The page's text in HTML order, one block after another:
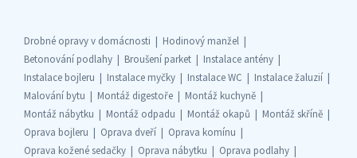
Drobné opravy v domácnosti
Hodinový manžel
Betonování podlahy
Broušení parket
Instalace antény
Instalace bojleru
Instalace myčky Instalace WC
Instalace žaluzií
Malování bytu
Montáž digestoře
Montáž kuchyně
Montáž nábytku
Montáž odpadu Montáž okapů
Montáž skříně
Oprava bojleru
Oprava dveří
Oprava komínu
Oprava kožené sedačky
Oprava nábytku
Oprava podlahy